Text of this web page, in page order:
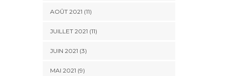
AOÛT 2021 (11)
JUILLET 2021 (11)
JUIN 2021 (3)
MAI 2021 (9)